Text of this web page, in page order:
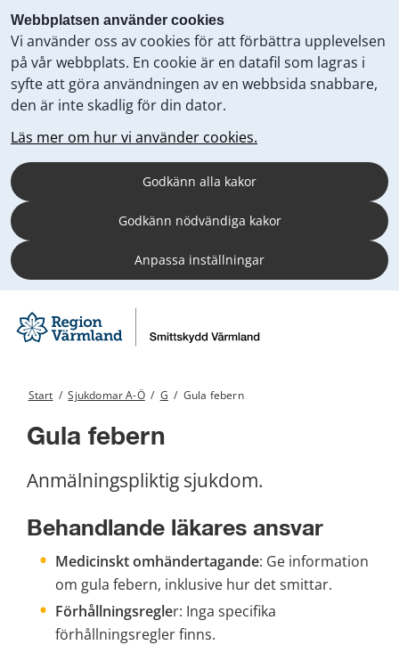
Webbplatsen använder cookies
Vi använder oss av cookies för att förbättra upplevelsen
på vår webbplats. En cookie är en datafil som lagras i
syfte att göra användningen av en webbsida snabbare,
den är inte skadlig för din dator.
Läs mer om hur vi använder cookies.
Godkänn alla kakor
Godkänn nödvändiga kakor
Anpassa inställningar
Start / Sjukdomar A-Ö / G / Gula febern
Gula febern
Anmälningspliktig sjukdom.
Behandlande läkares ansvar
Medicinskt omhändertagande: Ge information
om gula febern, inklusive hur det smittar.
Förhållningsregler: Inga specifika
förhållningsregler finns.